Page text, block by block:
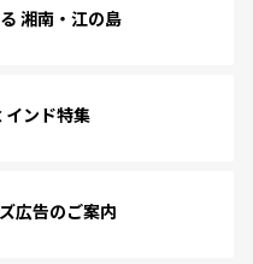
湘南・江の島
インド特集
広告のご案内